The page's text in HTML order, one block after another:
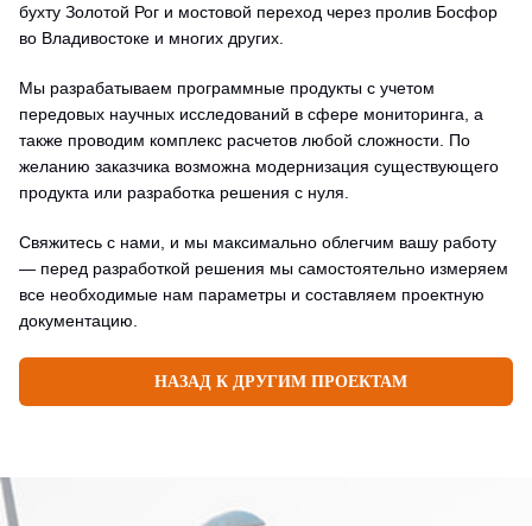
бухту Золотой Рог и мостовой переход через пролив Босфор
во Владивостоке и многих других.
Мы разрабатываем программные продукты с учетом
передовых научных исследований в сфере мониторинга, а
также проводим комплекс расчетов любой сложности. По
желанию заказчика возможна модернизация существующего
продукта или разработка решения с нуля.
Свяжитесь с нами, и мы максимально облегчим вашу работу
— перед разработкой решения мы самостоятельно измеряем
все необходимые нам параметры и составляем проектную
документацию.
НАЗАД К ДРУГИМ ПРОЕКТАМ